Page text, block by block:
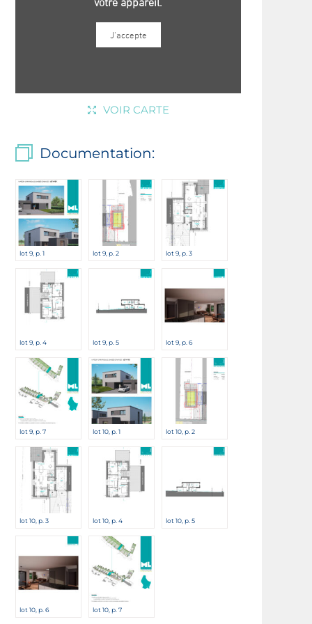
VOIR CARTE
Documentation:
lot 9, p. 1 lot 9, p. 2 lot 9, p. 3
lot 9, p. 4 lot 9, p. 5 lot 9, p. 6
lot 9, p. 7 lot 10, p. 1 lot 10, p. 2
lot 10, p. 3 lot 10, p. 4 lot 10, p. 5
lot 10, p. 6 lot 10, p. 7